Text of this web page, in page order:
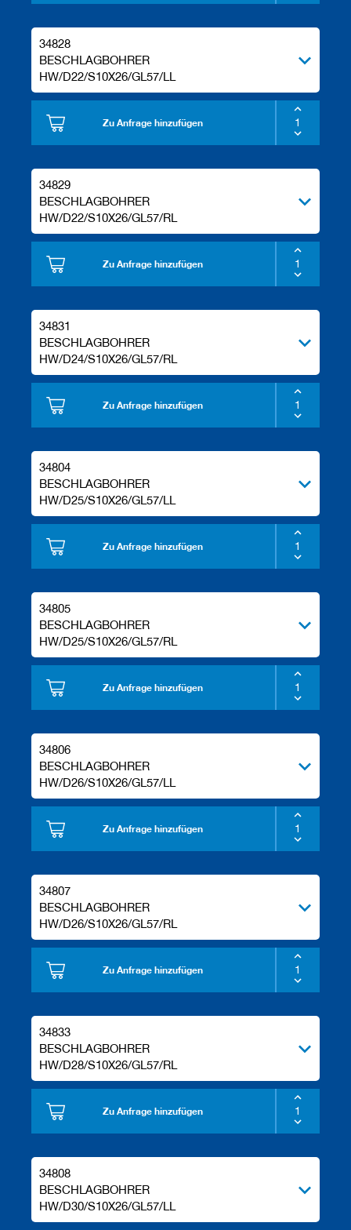
34828
BESCHLAGBOHRER
HW/D22/S10X26/GL57/LL
Zu Anfrage hinzufügen
34829
BESCHLAGBOHRER
HW/D22/S10X26/GL57/RL
Zu Anfrage hinzufügen
34831
BESCHLAGBOHRER
HW/D24/S10X26/GL57/RL
Zu Anfrage hinzufügen
34804
BESCHLAGBOHRER
HW/D25/S10X26/GL57/LL
Zu Anfrage hinzufügen
34805
BESCHLAGBOHRER
HW/D25/S10X26/GL57/RL
Zu Anfrage hinzufügen
34806
BESCHLAGBOHRER
HW/D26/S10X26/GL57/LL
Zu Anfrage hinzufügen
34807
BESCHLAGBOHRER
HW/D26/S10X26/GL57/RL
Zu Anfrage hinzufügen
34833
BESCHLAGBOHRER
HW/D28/S10X26/GL57/RL
Zu Anfrage hinzufügen
34808
BESCHLAGBOHRER
HW/D30/S10X26/GL57/LL